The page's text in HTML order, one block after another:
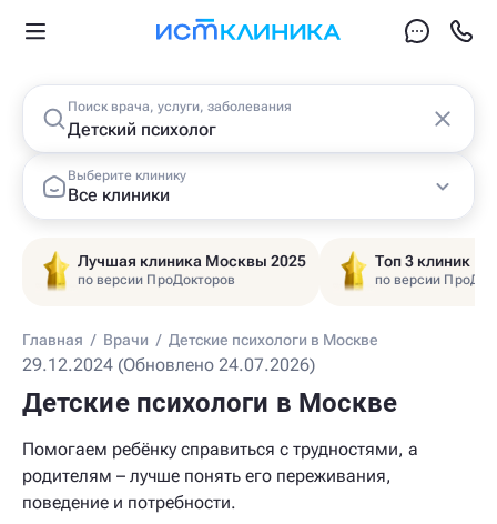
Поиск врача, услуги, заболевания
Выберите клинику
Все клиники
Лучшая клиника Москвы 2025
по версии ПроДокторов
Топ 3 клиник
по версии
Главная / Врачи / Детские психологи в Москве
29.12.2024 (Обновлено 24.07.2026)
Детские психологи в Москве
Помогаем ребёнку справиться с трудностями, а
родителям – лучше понять его переживания,
поведение и потребности.